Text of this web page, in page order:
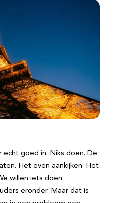
echt goed in. Niks doen. De
Het even aankijken. Het
willen iets doen.
eronder. Maar dat is